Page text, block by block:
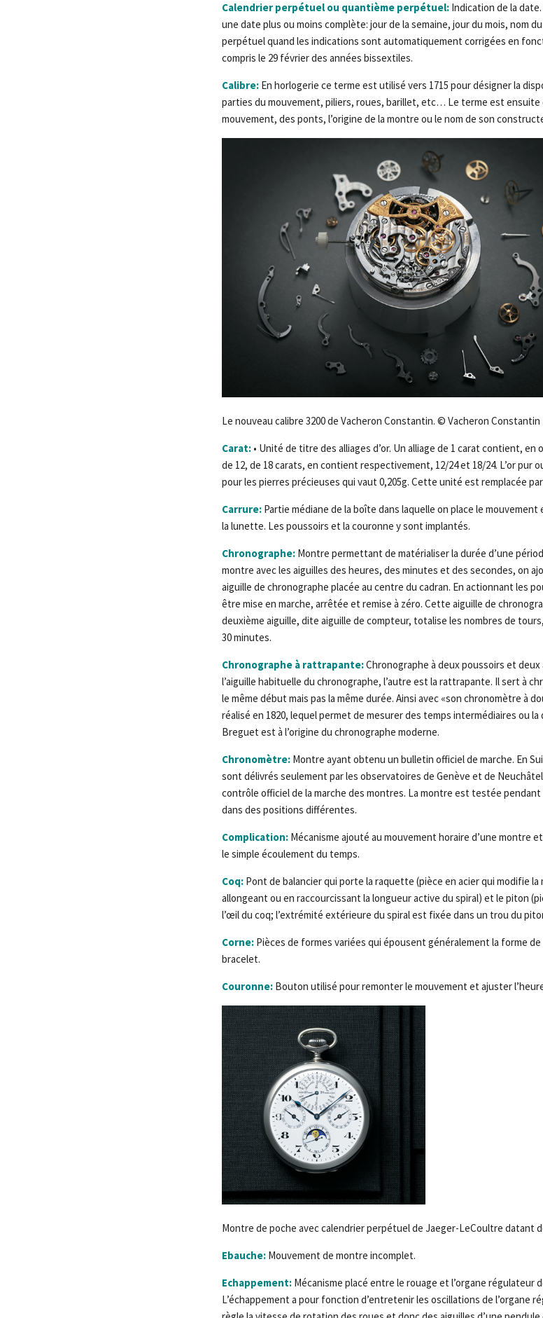
Calendrier perpétuel ou quantième perpétuel: Indication de la
une date plus ou moins complète: jour de la semaine, jour du mois, nom
perpétuel quand les indications sont automatiquement corrigées en
compris le 29 février des années bissextiles.
Calibre: En horlogerie ce terme est utilisé vers 1715 pour désigner la
parties du mouvement, piliers, roues, barillet, etc… Le terme est ensuite
mouvement, des ponts, l’origine de la montre ou le nom de son
Le nouveau calibre 3200 de Vacheron Constantin. © Vacheron Constantin
Carat: • Unité de titre des alliages d’or. Un alliage de 1 carat contient, en
de 12, de 18 carats, en contient respectivement, 12/24 et 18/24. L’or pur
pour les pierres précieuses qui vaut 0,205g. Cette unité est remplacée
Carrure: Partie médiane de la boîte dans laquelle on place le
la lunette. Les poussoirs et la couronne y sont implantés.
Chronographe: Montre permettant de matérialiser la durée d’une
montre avec les aiguilles des heures, des minutes et des secondes, on
aiguille de chronographe placée au centre du cadran. En actionnant les
être mise en marche, arrêtée et remise à zéro. Cette aiguille de
deuxième aiguille, dite aiguille de compteur, totalise les nombres de
30 minutes.
Chronographe à rattrapante:Chronographe à deux poussoirs et
l’aiguille habituelle du chronographe, l’autre est la rattrapante. Il sert à
le même début mais pas la même durée. Ainsi avec «son chronomètre à
réalisé en 1820, lequel permet de mesurer des temps intermédiaires ou
Breguet est à l’origine du chronographe moderne.
Chronomètre: Montre ayant obtenu un bulletin officiel de marche. En
sont délivrés seulement par les observatoires de Genève et de
contrôle officiel de la marche des montres. La montre est testée
dans des positions différentes.
Complication: Mécanisme ajouté au mouvement horaire d’une montre
le simple écoulement du temps.
Coq: Pont de balancier qui porte la raquette (pièce en acier qui modifie la
allongeant ou en raccourcissant la longueur active du spiral) et le piton
l’œil du coq; l’extrémité extérieure du spiral est fixée dans un trou du
Corne: Pièces de formes variées qui épousent généralement la forme
bracelet.
Couronne: Bouton utilisé pour remonter le mouvement et ajuster
Montre de poche avec calendrier perpétuel de Jaeger-LeCoultre datant
Ebauche: Mouvement de montre incomplet.
Echappement: Mécanisme placé entre le rouage et l’organe régulateur
L’échappement a pour fonction d’entretenir les oscillations de l’organe